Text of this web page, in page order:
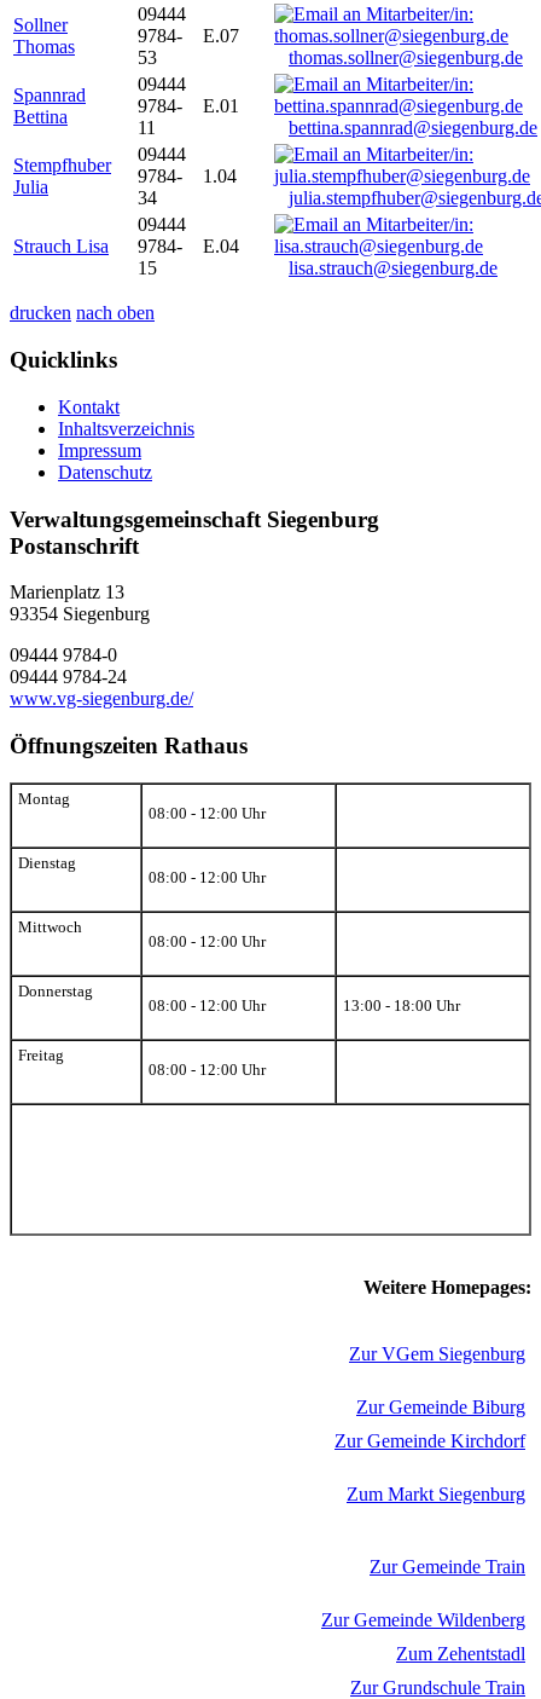
Sollner
Thomas
09444
9784-
53
E.07
thomas.sollner@siegenburg.de
Spannrad
Bettina
09444
9784-
11
E.01
bettina.spannrad@siegenburg.de
Stempfhuber
Julia
09444
9784-
34
1.04
Strauch Lisa
09444
9784-
15
E.04
lisa.strauch@siegenburg.de
drucken nach oben
Quicklinks
Kontakt
Inhaltsverzeichnis
Impressum
Datenschutz
Verwaltungsgemeinschaft Siegenburg
Postanschrift
Marienplatz 13
93354 Siegenburg
09444 9784-0
09444 9784-24
www.vg-siegenburg.de/
Öffnungszeiten Rathaus
Montag
08:00 - 12:00 Uhr
Dienstag
08:00 - 12:00 Uhr
Mittwoch
08:00 - 12:00 Uhr
Donnerstag
08:00 - 12:00 Uhr
13:00 - 18:00 Uhr
Freitag
08:00 - 12:00 Uhr
Weitere Homepages:
Zur VGem Siegenburg
Zur Gemeinde Biburg
Zur Gemeinde Kirchdorf
Zum Markt Siegenburg
Zur Gemeinde Train
Zur Gemeinde Wildenberg
Zum Zehentstadl
Zur Grundschule Train